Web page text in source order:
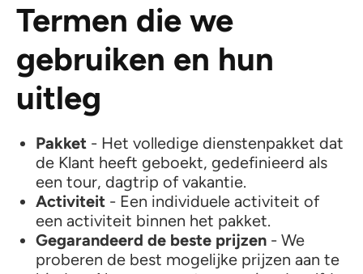
Termen die we
gebruiken en hun
uitleg
Pakket - Het volledige dienstenpakket dat
de Klant heeft geboekt, gedefinieerd als
een tour, dagtrip of vakantie.
Activiteit - Een individuele activiteit of
een activiteit binnen het pakket.
Gegarandeerd de beste prijzen - We
proberen de best mogelijke prijzen aan te